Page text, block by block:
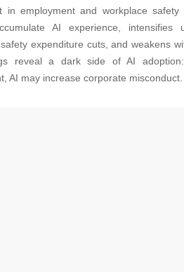
in employment and workplace safety
AI experience, intensifies
expenditure cuts, and weakens
reveal a dark side of AI
AI may increase corporate misconduct.